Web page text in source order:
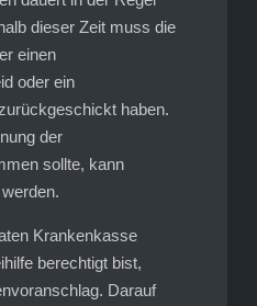
dieser Zeit muss die
einen
oder ein
haben.
der
sollte, kann
Krankenkasse
berechtigt bist,
Darauf